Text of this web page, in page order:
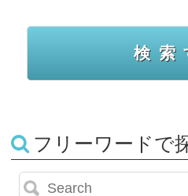
フリーワードで